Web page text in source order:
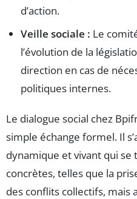
d’action.
Veille sociale : Le
l’évolution de la
direction en cas de
politiques internes.
Le dialogue social chez
simple échange formel. Il
dynamique et vivant qui se
concrètes, telles que la
des conflits collectifs, mais